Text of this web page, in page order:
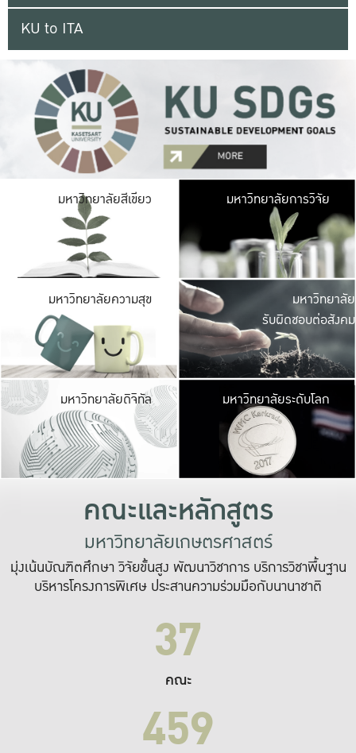
KU to ITA
มหาวิทยาลัยสีเขียว มหาวิ
มีพื้นที่เขียวสดใส
เป็นป่าในเมือง เกษต
มหาวิทยาลัยการวิจัย
มหาวิทยาลัยความสุข มหาวิ
ค
เปิดประ
และพบเรื่องราวใ
มหาวิทยาลัย
รับผิดชอบต่อสังคม
มหาวิทยาลัยดิจิทัล มหาวิ
เปลี่ยนแปลง แล
เพื่อทำง
ระบบสารสนเทศ
มหาวิทยาลัยระดับโลก
คณะและหลักสูตร
มหาวิทยาลัยเกษตรศาสตร์
มุ่งเน้นบัณฑิตศึกษา วิจัยขั้นสูง พัฒนาวิชาการ บริการวิชาพื้นฐาน
บริหารโครงการพิเศษ ประสานความร่วมมือกับนานาชาติ
37
คณะ
459